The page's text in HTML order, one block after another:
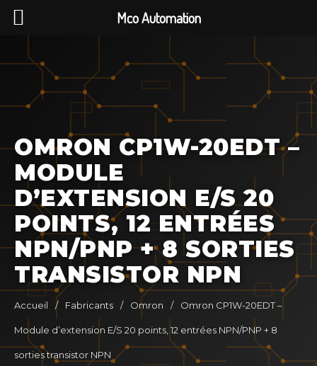
OMRON CP1W-20EDT –
MODULE
D’EXTENSION E/S 20
POINTS, 12 ENTRÉES
NPN/PNP + 8 SORTIES
TRANSISTOR NPN
Accueil / Fabricants / Omron / Omron CP1W-20EDT –
Module d’extension E/S 20 points, 12 entrées NPN/PNP + 8
sorties transistor NPN
Mco Automation